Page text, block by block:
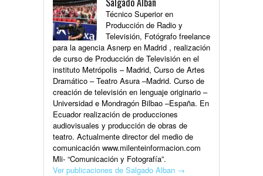
Técnico Superior en
Producción de Radio y
Televisión, Fotógrafo freelance
para la agencia Asnerp en Madrid , realización
de curso de Producción de Televisión en el
instituto Metrópolis – Madrid, Curso de Artes
Dramático – Teatro Asura –Madrid. Curso de
creación de televisión en lenguaje originario –
Universidad e Mondragón Bilbao –España. En
Ecuador realización de producciones
audiovisuales y producción de obras de
teatro. Actualmente director del medio de
comunicación www.milenteinformacion.com
Mli- “Comunicación y Fotografía”.
Ver publicaciones de Salgado Alban →